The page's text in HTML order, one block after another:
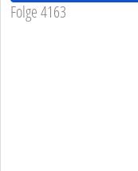
Folge 4163